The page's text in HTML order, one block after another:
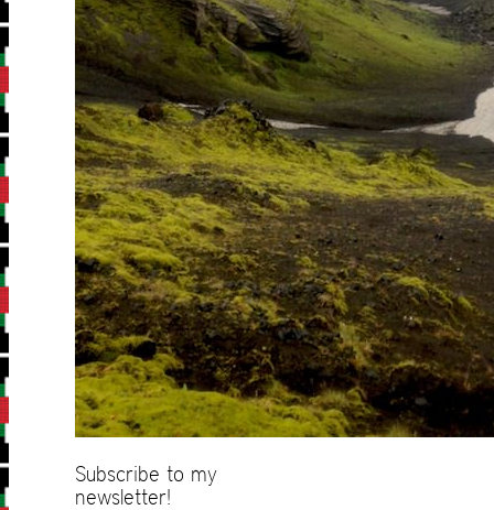
Subscribe to my
newsletter!